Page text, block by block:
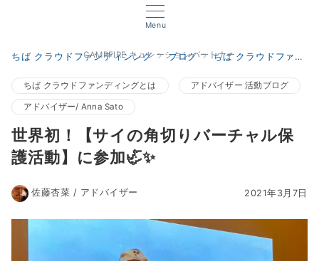
Menu
CAMPFIRE キュレーションパートナー
ちば クラウドファンディンング ブログ ちば クラウドファンディングとは
ちば クラウドファンディングとは アドバイザー 活動ブログ
アドバイザー/ Anna Sato
世界初！【サイの角切りバーチャル保
護活動】に参加🦏✨
2021年3月7日
佐藤杏菜 / アドバイザー